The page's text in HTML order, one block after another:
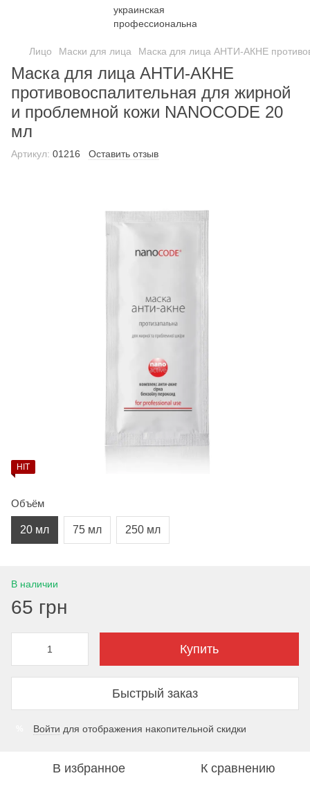
Лицо Маски для лица Маска для лица АНТИ-АКНЕ
Маска для лица АНТИ-АКНЕ
противовоспалительная для жирной
и проблемной кожи NANOCODE 20
мл
Артикул: 01216 Оставить отзыв
HIT
Объём
20 мл 75 мл 250 мл
В наличии
65 грн
Купить
Быстрый заказ
Войти для отображения накопительной скидки
В избранное К сравнению